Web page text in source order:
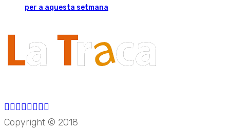
per a aquesta setmana
Copyright © 2018